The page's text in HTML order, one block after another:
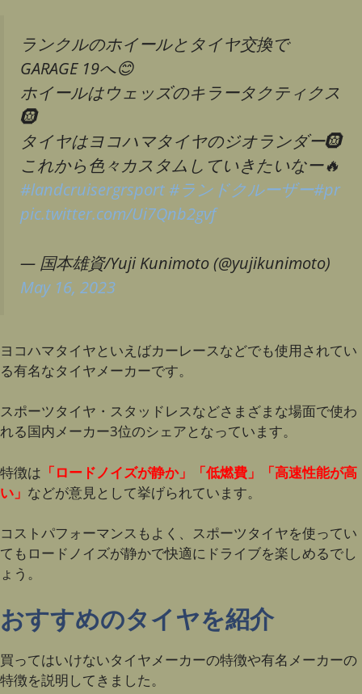
ランクルのホイールとタイヤ交換で
GARAGE 19へ😊
ホイールはウェッズのキラータクティクス
🛞
タイヤはヨコハマタイヤのジオランダー🛞
これから色々カスタムしていきたいなー🔥
#landcruisergrsport#ランドクルーザー#pr
pic.twitter.com/Ui7Qnb2gvf
— 国本雄資/Yuji Kunimoto (@yujikunimoto)
May 16, 2023
ヨコハマタイヤといえばカーレースなどでも使用されてい
る有名なタイヤメーカーです。
スポーツタイヤ・スタッドレスなどさまざまな場面で使わ
れる国内メーカー3位のシェアとなっています。
特徴は 「ロードノイズが静か」「低燃費」「高速性能が高
い」 などが意見として挙げられています。
コストパフォーマンスもよく、スポーツタイヤを使ってい
てもロードノイズが静かで快適にドライブを楽しめるでし
ょう。
おすすめのタイヤを紹介
買ってはいけないタイヤメーカーの特徴や有名メーカーの
特徴を説明してきました。